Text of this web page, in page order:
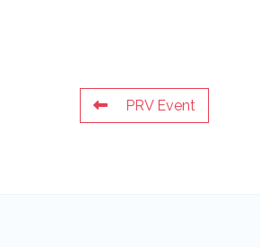
PRV Event